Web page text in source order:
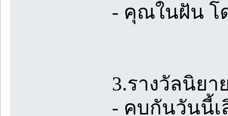
- คุณในฝัน
3.รางวัลนิยา
- คบกันวันนี้